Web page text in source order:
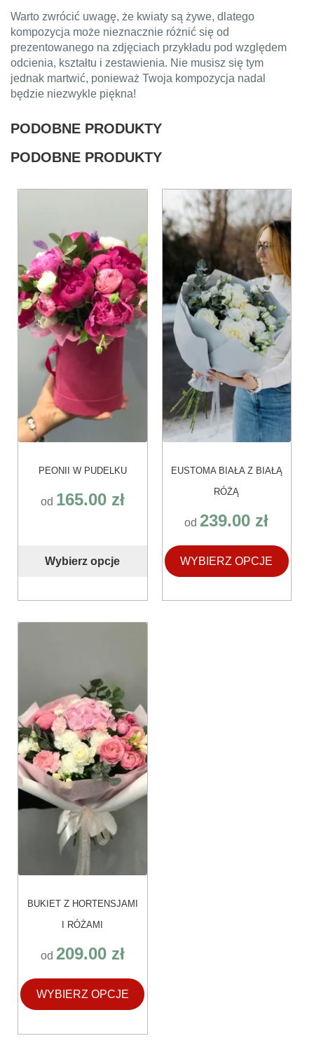
Warto zwrócić uwagę, że kwiaty są żywe, dlatego
kompozycja może nieznacznie różnić się od
prezentowanego na zdjęciach przykładu pod względem
odcienia, kształtu i zestawienia. Nie musisz się tym
jednak martwić, ponieważ Twoja kompozycja nadal
będzie niezwykle piękna!
PODOBNE PRODUKTY
PODOBNE PRODUKTY
PEONII W PUDELKU
od 165.00 zł
Wybierz opcje
wiele
wariantów.
Opcje
można
wybrać
stronie
produktu
EUSTOMA BIAŁA Z BIAŁĄ
RÓŻĄ
od239.00 zł
WYBIERZ OPCJE
produkt
ma
wariantów.
Opcje
można
wybrać
na
stronie
produktu
BUKIET Z HORTENSJAMI
I RÓŻAMI
od 209.00 zł
WYBIERZ OPCJE
wariantów.
Opcje
można
wybrać
na
stronie
produktu